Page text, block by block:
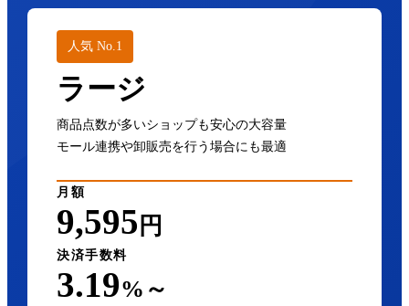
人気 No.1
ラージ
商品点数が多いショップも安心の大容量
モール連携や卸販売を行う場合にも最適
月額
9,595 円
決済手数料
3.19%～